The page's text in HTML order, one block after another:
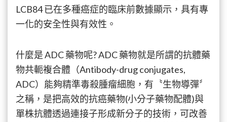
LCB84 已在多種癌症的臨床前數據顯示，具有專
一化的安全性與有效性。
什麼是 ADC 藥物呢? ADC 藥物就是所謂的抗體藥
物共軛複合體（Antibody-drug conjugates,
ADC）能夠精準毒殺腫瘤細胞，有〝生物導彈〞
之稱，是把高效的抗癌藥物(小分子藥物配體)與
單株抗體透過連接子形成新分子的技術，可改善